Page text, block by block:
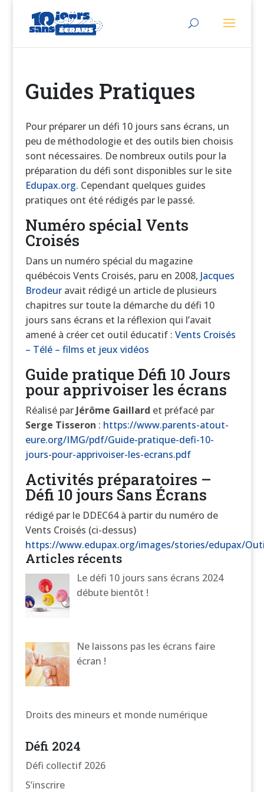
Guides Pratiques
Pour préparer un défi 10 jours sans écrans, un
peu de méthodologie et des outils bien choisis
sont nécessaires. De nombreux outils pour la
préparation du défi sont disponibles sur le site
Edupax.org. Cependant quelques guides
pratiques ont été rédigés par le passé.
Numéro spécial Vents
Croisés
Dans un numéro spécial du magazine
québécois Vents Croisés, paru en 2008, Jacques
Brodeuravait rédigé un article de plusieurs
chapitres sur toute la démarche du défi 10
jours sans écrans et la réflexion qui l’avait
amené à créer cet outil éducatif : Vents Croisés
– Télé – films et jeux vidéos
Guide pratique Défi 10 Jours
pour apprivoiser les écrans
Réalisé parJérôme Gaillard et préfacé par
Serge Tisseron : https://www.parents-atout-
eure.org/IMG/pdf/Guide-pratique-defi-10-
jours-pour-apprivoiser-les-ecrans.pdf
Activités préparatoires –
Défi 10 jours Sans Écrans
rédigé par le DDEC64 à partir du numéro de
Vents Croisés (ci-dessus)
https://www.edupax.org/images/stories/edupax/
Articles récents
Le défi 10 jours sans écrans 2024
débute bientôt !
Ne laissons pas les écrans faire
écran !
Droits des mineurs et monde numérique
Défi 2024
Défi collectif 2026
S’inscrire